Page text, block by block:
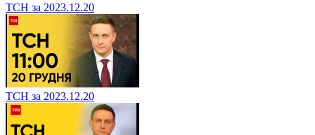
ТСН за 2023.12.20
ТСН за 2023.12.20